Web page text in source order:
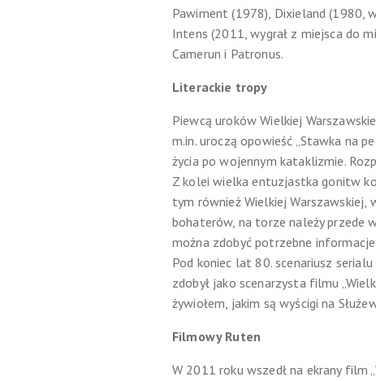
Pawiment (1978), Dixieland (1980,
Intens (2011, wygrał z miejsca do
Camerun i Patronus.
Literackie tropy
Piewcą uroków Wielkiej
m.in. uroczą opowieść „Stawka na
życia po wojennym kataklizmie.
Z kolei wielka entuzjastka gonitw
tym również Wielkiej Warszawskiej,
bohaterów, na torze należy przede
można zdobyć potrzebne informacje.
Pod koniec lat 80. scenariusz
zdobył jako scenarzysta filmu
żywiołem, jakim są wyścigi na
Filmowy Ruten
W 2011 roku wszedł na ekrany film